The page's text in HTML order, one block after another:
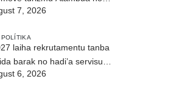
relasaun TL–Indonézia
7, 2026
POLÍTIKA
laiha rekrutamentu tanba
barak no hadi’a servisu
ba grau”
6, 2026